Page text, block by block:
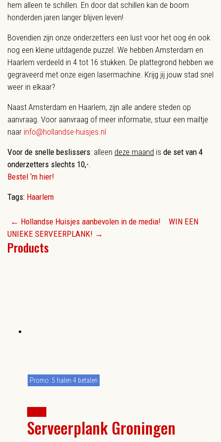
hem alleen te schillen. En door dat schillen kan de boom
honderden jaren langer blijven leven!
Bovendien zijn onze onderzetters een lust voor het oog én ook
nog een kleine uitdagende puzzel. We hebben Amsterdam en
Haarlem verdeeld in 4 tot 16 stukken. De plattegrond hebben we
gegraveerd met onze eigen lasermachine. Krijg jij jouw stad snel
weer in elkaar?
Naast Amsterdam en Haarlem, zijn alle andere steden op
aanvraag. Voor aanvraag of meer informatie, stuur een mailtje
naar info@hollandse-huisjes.nl
Voor de snelle beslissers: alleen deze maand is de set van 4
onderzetters slechts 10,-.
Bestel ‘m hier!
Tags: Haarlem
← Hollandse Huisjes aanbevolen in de media!
WIN EEN
UNIEKE SERVEERPLANK! →
Products
Serveerplank Groningen
Promo: 5 halen 4 betalen